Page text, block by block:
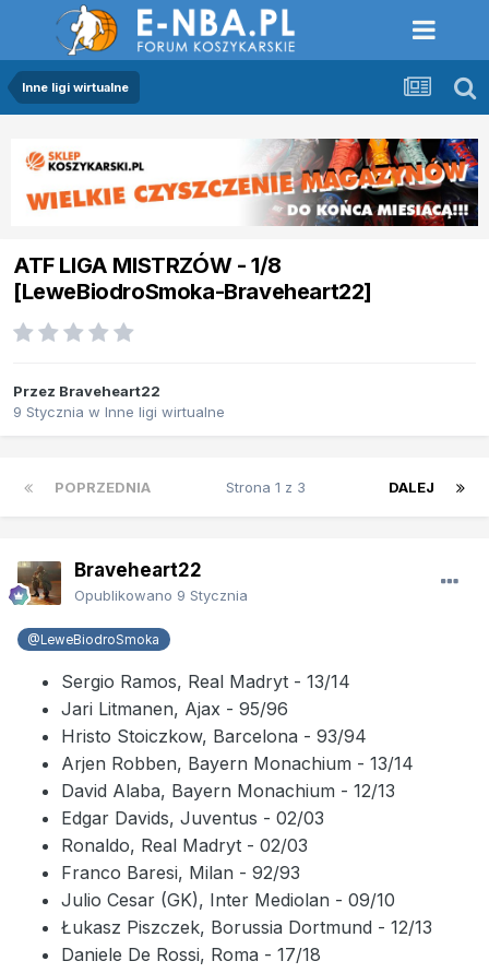
Inne ligi wirtualne
ATF LIGA MISTRZÓW - 1/8
[LeweBiodroSmoka-Braveheart22]
Przez Braveheart22
9 Stycznia w Inne ligi wirtualne
POPRZEDNIA DALEJ
Strona 1 z 3
Braveheart22
Opublikowano 9 Stycznia
@LeweBiodroSmoka
Sergio Ramos, Real Madryt - 13/14
Jari Litmanen, Ajax - 95/96
Hristo Stoiczkow, Barcelona - 93/94
Arjen Robben, Bayern Monachium - 13/14
David Alaba, Bayern Monachium - 12/13
Edgar Davids, Juventus - 02/03
Ronaldo, Real Madryt - 02/03
Franco Baresi, Milan - 92/93
Julio Cesar (GK), Inter Mediolan - 09/10
Łukasz Piszczek, Borussia Dortmund - 12/13
Daniele De Rossi, Roma - 17/18